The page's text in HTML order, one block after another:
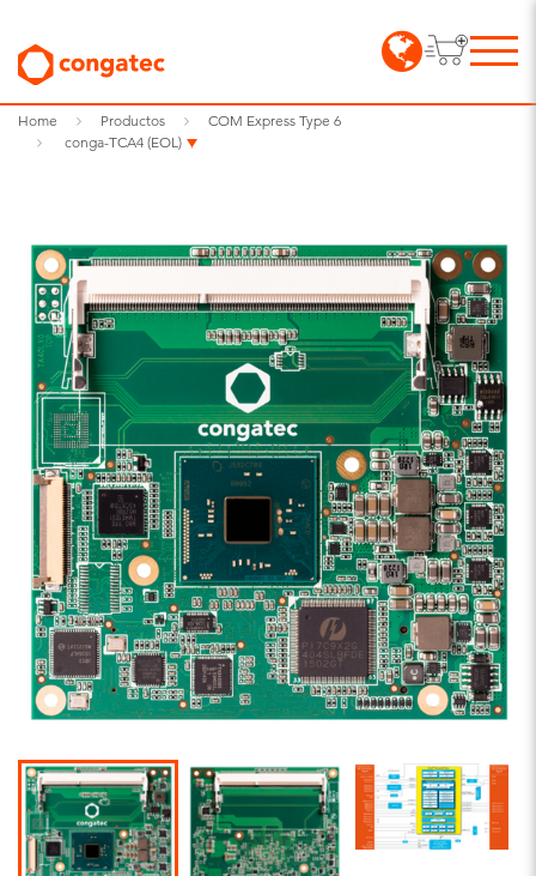
Home Productos
COM Express Type 6
conga-TCA4 (EOL)